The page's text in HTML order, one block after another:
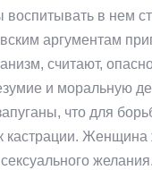
воспитывать в нем
аргументам
считают,
и моральную
что для
кастрации. Женщина